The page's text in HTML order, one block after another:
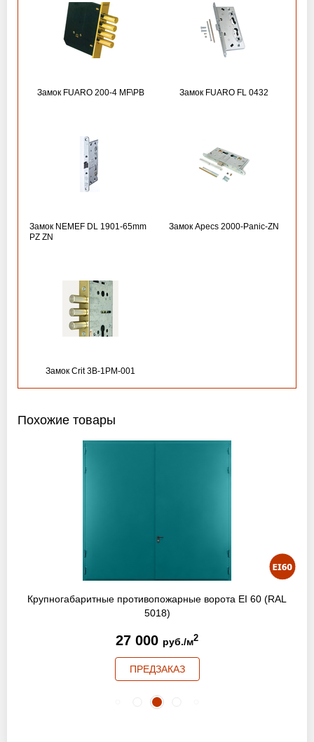
Замок FUARO 200-4 MF\РВ Замок FUARO FL 0432
Замок NEMEF DL 1901-65mm
PZ ZN
Замок Apecs 2000-Panic-ZN
Замок Crit 3B-1PM-001
Похожие товары
Крупногабаритные противопожарные ворота EI 60 (RAL
5018)
27 000 руб./м2
ПРЕДЗАКАЗ